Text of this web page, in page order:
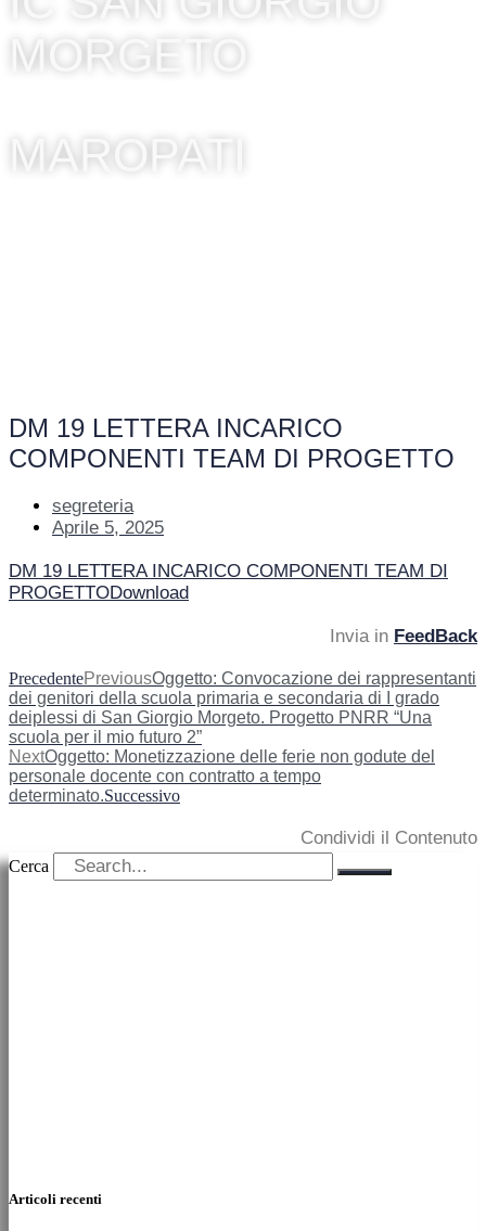
MORGETO
MAROPATI
DM 19 LETTERA INCARICO
COMPONENTI TEAM DI PROGETTO
segreteria
Aprile 5, 2025
DM 19 LETTERA INCARICO COMPONENTI TEAM DI
PROGETTODownload
Invia in FeedBack
PrecedentePreviousOggetto: Convocazione dei rappresentanti
dei genitori della scuola primaria e secondaria di I grado
deiplessi di San Giorgio Morgeto. Progetto PNRR “Una
scuola per il mio futuro 2”
NextOggetto: Monetizzazione delle ferie non godute del
personale docente con contratto a tempo
determinato.Successivo
Condividi il Contenuto
Cerca
Articoli recenti